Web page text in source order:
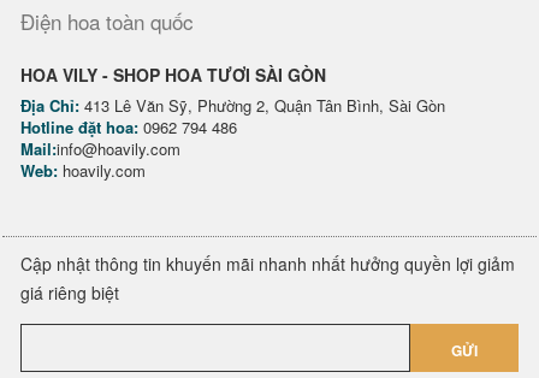
Điện hoa toàn quốc
HOA VILY - SHOP HOA TƯƠI SÀI GÒN
Địa Chỉ: 413 Lê Văn Sỹ, Phường 2, Quận Tân Bình, Sài Gòn
Hotline đặt hoa: 0962 794 486
Mail:info@hoavily.com
Web: hoavily.com
Cập nhật thông tin khuyến mãi nhanh nhất hưởng quyền lợi giảm
giá riêng biệt
GỬI